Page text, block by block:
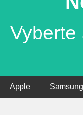
Vyberte
Apple Samsung